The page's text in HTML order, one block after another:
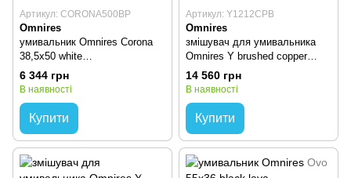
Артикул: CORONA500BP
Omnires
умивальник Omnires Corona
38,5x50 white
(CORONA500BP)
6 344 грн
В наявності
Купити
Артикул: Y1212CPB
Omnires
змішувач для умивальника
Omnires Y brushed copper
високий (Y1212CPB)
14 560 грн
В наявності
Купити